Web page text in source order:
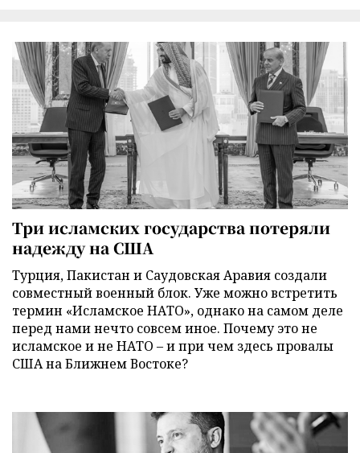
Три исламских государства потеряли
надежду на США
Турция, Пакистан и Саудовская Аравия создали
совместный военный блок. Уже можно встретить
термин «Исламское НАТО», однако на самом деле
перед нами нечто совсем иное. Почему это не
исламское и не НАТО – и при чем здесь провалы
США на Ближнем Востоке?